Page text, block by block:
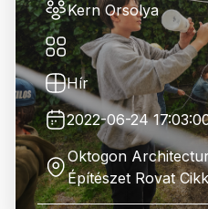
Kern Orsolya
Hír
2022-06-24
Oktogon
Építészet Rovat